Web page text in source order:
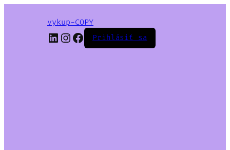
vykup-COPY
LinkedIn
Instagram
Facebook
Prihlásiť sa